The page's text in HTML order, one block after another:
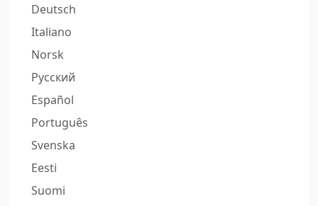
Deutsch
Italiano
Norsk
Русский
Español
Português
Svenska
Eesti
Suomi